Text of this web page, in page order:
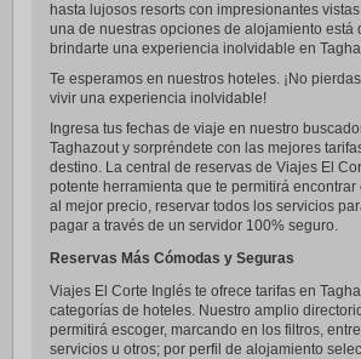
hasta lujosos resorts con impresionantes
una de nuestras opciones de alojamiento está
brindarte una experiencia inolvidable en
Te esperamos en nuestros hoteles. ¡No
vivir una experiencia inolvidable!
Ingresa tus fechas de viaje en nuestro
Taghazout y sorpréndete con las mejores
destino. La central de reservas de Viajes El
potente herramienta que te permitirá
al mejor precio, reservar todos los servicios
pagar a través de un servidor 100% seguro.
Reservas Más Cómodas y Seguras
Viajes El Corte Inglés te ofrece tarifas en
categorías de hoteles. Nuestro amplio
permitirá escoger, marcando en los filtros,
servicios u otros; por perfil de alojamiento